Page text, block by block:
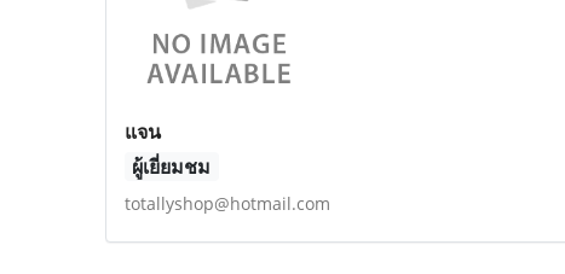
แจน
ผู้เยี่ยมชม
totallyshop@hotmail.com